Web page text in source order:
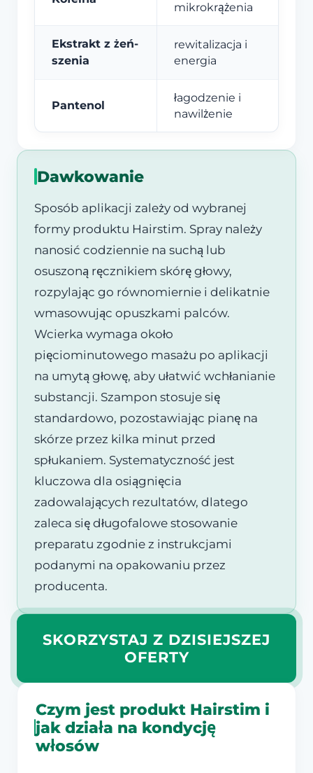
mikrokrążenia
Ekstrakt z żeń-
szenia
rewitalizacja i
energia
Pantenol
łagodzenie i
nawilżenie
Dawkowanie
Sposób aplikacji zależy od wybranej
formy produktu Hairstim. Spray należy
nanosić codziennie na suchą lub
osuszoną ręcznikiem skórę głowy,
rozpylając go równomiernie i delikatnie
wmasowując opuszkami palców.
Wcierka wymaga około
pięciominutowego masażu po aplikacji
na umytą głowę, aby ułatwić wchłanianie
substancji. Szampon stosuje się
standardowo, pozostawiając pianę na
skórze przez kilka minut przed
spłukaniem. Systematyczność jest
kluczowa dla osiągnięcia
zadowalających rezultatów, dlatego
zaleca się długofalowe stosowanie
preparatu zgodnie z instrukcjami
podanymi na opakowaniu przez
producenta.
SKORZYSTAJ Z DZISIEJSZEJ
OFERTY
Czym jest produkt Hairstim i
jak działa na kondycję
włosów